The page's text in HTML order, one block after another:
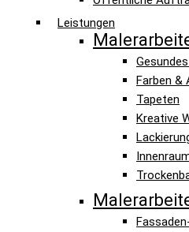
Leistungen
Farben &
Tapeten
Kreative